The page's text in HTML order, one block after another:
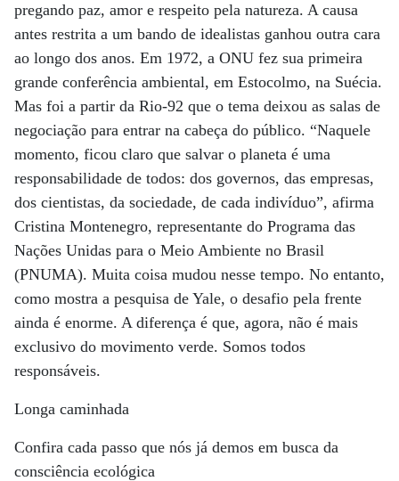
pregando paz, amor e respeito pela natureza. A causa
antes restrita a um bando de idealistas ganhou outra cara
ao longo dos anos. Em 1972, a ONU fez sua primeira
grande conferência ambiental, em Estocolmo, na Suécia.
Mas foi a partir da Rio-92 que o tema deixou as salas de
negociação para entrar na cabeça do público. “Naquele
momento, ficou claro que salvar o planeta é uma
responsabilidade de todos: dos governos, das empresas,
dos cientistas, da sociedade, de cada indivíduo”, afirma
Cristina Montenegro, representante do Programa das
Nações Unidas para o Meio Ambiente no Brasil
(PNUMA). Muita coisa mudou nesse tempo. No entanto,
como mostra a pesquisa de Yale, o desafio pela frente
ainda é enorme. A diferença é que, agora, não é mais
exclusivo do movimento verde. Somos todos
responsáveis.
Longa caminhada
Confira cada passo que nós já demos em busca da
consciência ecológica